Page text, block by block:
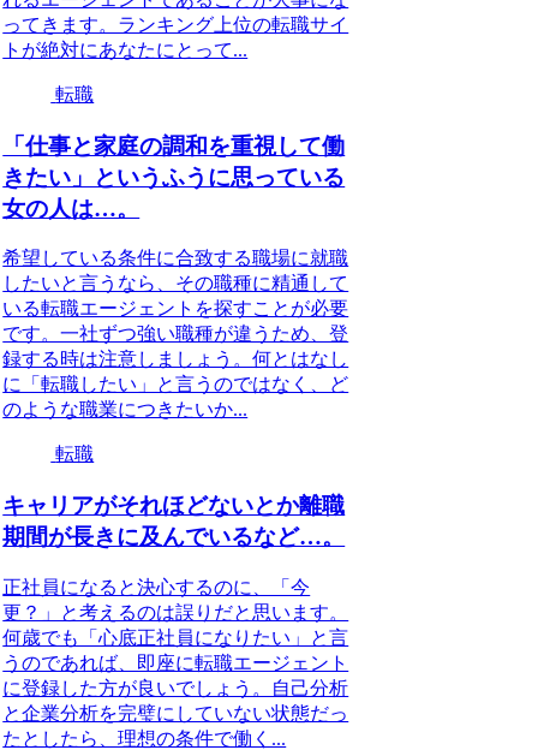
ってきます。ランキング上位の転職サイ
トが絶対にあなたにとって...
転職
「仕事と家庭の調和を重視して働
きたい」というふうに思っている
女の人は…。
希望している条件に合致する職場に就職
したいと言うなら、その職種に精通して
いる転職エージェントを探すことが必要
です。一社ずつ強い職種が違うため、登
録する時は注意しましょう。何とはなし
に「転職したい」と言うのではなく、ど
のような職業につきたいか...
転職
キャリアがそれほどないとか離職
期間が長きに及んでいるなど…。
正社員になると決心するのに、「今
更？」と考えるのは誤りだと思います。
何歳でも「心底正社員になりたい」と言
うのであれば、即座に転職エージェント
に登録した方が良いでしょう。自己分析
と企業分析を完璧にしていない状態だっ
たとしたら、理想の条件で働く...